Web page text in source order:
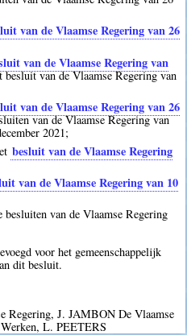
van de Vlaamse Regering van 26
van de Vlaamse Regering van
van de Vlaamse Regering van
van de Vlaamse Regering van 26
van de Vlaamse Regering van
2021;
besluit van de Vlaamse Regering
van de Vlaamse Regering van 10
van de Vlaamse Regering
voor het gemeenschappelijk
dit besluit.
Regering, J. JAMBON De Vlaamse
L. PEETERS